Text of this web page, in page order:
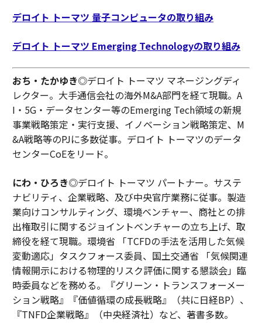
デロイト トーマツ 量子コンピュータの取り組み
デロイト トーマツ Emerging Technologyの取り組み
おち・たかゆき◎デロイト トーマツ マネージングディ
レクター。大手通信会社の海外M&A部門を経て現職。A
I・5G・データセンター等のEmerging Tech領域の新規
事業戦略策定・実行支援、イノベーション戦略策定、M
&A戦略等のPJに多数従事。デロイト トーマツのデータ
センターCoEをリード。
にわ・ひろき◎デロイト トーマツ パートナー。サステ
ナビリティ、企業戦略、及び中央官庁業務に従事。製造
業向けコンサルティング、環境ベンチャー、商社との排
出権取引に関するジョイントベンチャーの立ち上げ、取
締役を経て現職。環境省 「TCFDの手法を活用した気候
変動適応」タスクフォース委員、国土交通省 「気候関連
情報開示における物理的リスク評価に関する懇談会」臨
時委員などを務める。『グリーン・トランスフォーメー
ション戦略』『価値循環の成長戦略』（共に日経BP）、
『TNFD企業戦略』（中央経済社）など、著書多数。